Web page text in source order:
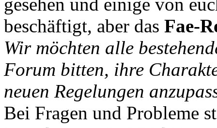
beschäftigt, aber das Fae-
Wir möchten alle
Forum bitten, ihre
neuen Regelungen
Bei Fragen und Probleme